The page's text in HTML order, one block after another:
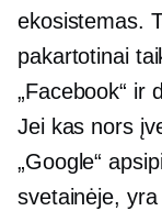
ekosistemas.
pakartotinai
„Facebook“ ir
Jei kas nors
„Google“
svetainėje,